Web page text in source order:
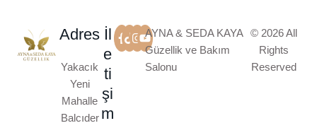
Adres
Yakacık
Yeni
Mahalle
Balcıder
İl
e
ti
şi
m
AYNA & SEDA KAYA
Güzellik ve Bakım
Salonu
© 2026 All
Rights
Reserved